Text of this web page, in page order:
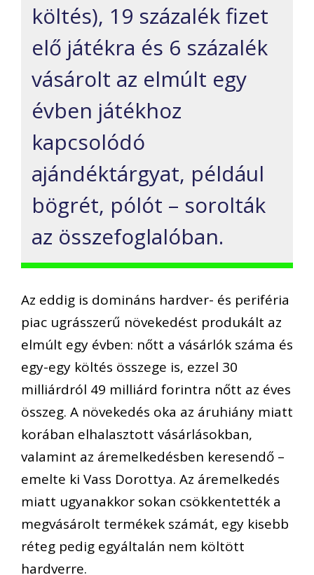
költés), 19 százalék fizet
elő játékra és 6 százalék
vásárolt az elmúlt egy
évben játékhoz
kapcsolódó
ajándéktárgyat, például
bögrét, pólót – sorolták
az összefoglalóban.
Az eddig is domináns hardver- és periféria
piac ugrásszerű növekedést produkált az
elmúlt egy évben: nőtt a vásárlók száma és
egy-egy költés összege is, ezzel 30
milliárdról 49 milliárd forintra nőtt az éves
összeg. A növekedés oka az áruhiány miatt
korában elhalasztott vásárlásokban,
valamint az áremelkedésben keresendő –
emelte ki Vass Dorottya. Az áremelkedés
miatt ugyanakkor sokan csökkentették a
megvásárolt termékek számát, egy kisebb
réteg pedig egyáltalán nem költött
hardverre.